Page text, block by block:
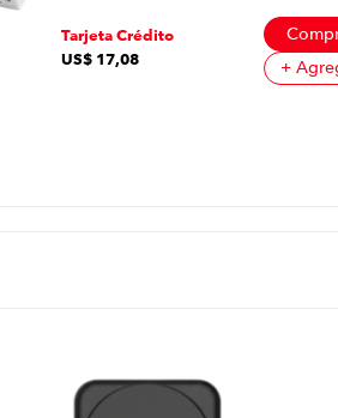
Blanco
Tarjeta Crédito
US$ 17,08
+